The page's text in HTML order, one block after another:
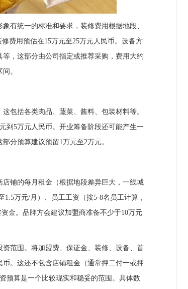
统一的标准和要求，装修费用根据地段、
费用预估在15万元至25万元人民币。设备方
，这部分由公司指定或推荐采购，费用大约
。
括各类肉品、蔬菜、酱料、包装材料等。
到5万元人民币。开业筹备阶段还可能产生一
分预算建议预留1万元至2万元。
铺的每月租金（根据地段差异巨大，一线城
万元/月）、员工工资（按5-8名员工计算，
金。品牌方会建议加盟商准备不少于10万元
范围。将加盟费、保证金、装修、设备、首
。这还不包含店铺租金（通常押二付一或押
预算是一个比较现实和稳妥的范围。具体数